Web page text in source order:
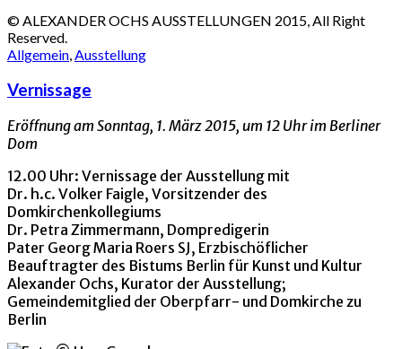
© ALEXANDER OCHS AUSSTELLUNGEN 2015, All Right
Reserved.
Allgemein,Ausstellung
Vernissage
Eröffnung am Sonntag, 1. März 2015, um 12 Uhr im Berliner
Dom
12.00 Uhr: Vernissage der Ausstellung mit
Dr. h.c. Volker Faigle, Vorsitzender des
Domkirchenkollegiums
Dr. Petra Zimmermann, Dompredigerin
Pater Georg Maria Roers SJ, Erzbischöflicher
Beauftragter des Bistums Berlin für Kunst und Kultur
Alexander Ochs, Kurator der Ausstellung;
Gemeindemitglied der Oberpfarr- und Domkirche zu
Berlin